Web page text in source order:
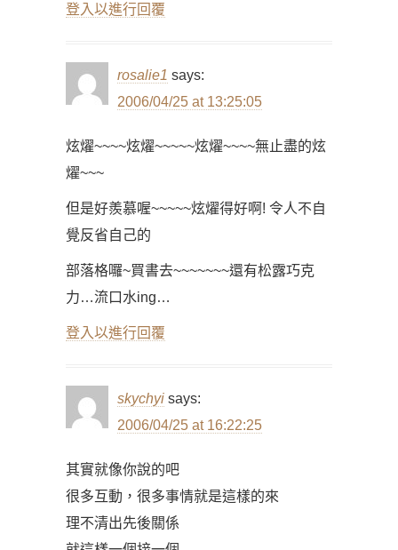
登入以進行回覆
rosalie1 says:
2006/04/25 at 13:25:05
炫燿~~~~炫燿~~~~~炫燿~~~~無止盡的炫
燿~~~
但是好羨慕喔~~~~~炫燿得好啊! 令人不自
覺反省自己的
部落格囉~買書去~~~~~~~還有松露巧克
力…流口水ing…
登入以進行回覆
skychyi says:
2006/04/25 at 16:22:25
其實就像你說的吧
很多互動，很多事情就是這樣的來
理不清出先後關係